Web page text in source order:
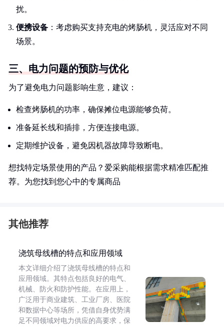
扰。
便携设备 ：考虑购买支持充电的烤肠机，灵活应对不同
场景。
三、电力问题的预防与优化
为了避免电力问题影响生意，建议：
检查烤肠机的功率，确保摊位电源能够负荷。
准备延长线和插排，方便连接电源。
定期维护设备，避免因机器故障导致断电。
想找特定场景使用的产品？爱采购能根据需求精准匹配推
荐。为您找到您心中的专属商品
其他推荐
浇筑母线槽的特点和应用领域
本文详细介绍了浇筑母线槽的特点和
应用领域。其特点包括良好的电气、
机械、防火和防护性能。在应用上，
广泛用于商业建筑、工业厂房、医院
和数据中心等场所，凭借自身优势满
足不同领域对电力供应的高要求，保